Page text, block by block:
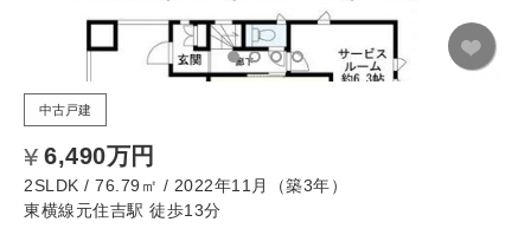
中古戸建
6,490万円
2SLDK / 76.79㎡ / 2022年11月（築3年）
東横線元住吉駅 徒歩13分